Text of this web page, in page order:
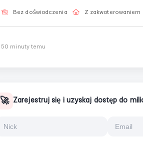
Bez doświadczenia Z zakwaterowaniem
50 minuty temu
🚀 Zarejestruj się i uzyskaj dostęp do